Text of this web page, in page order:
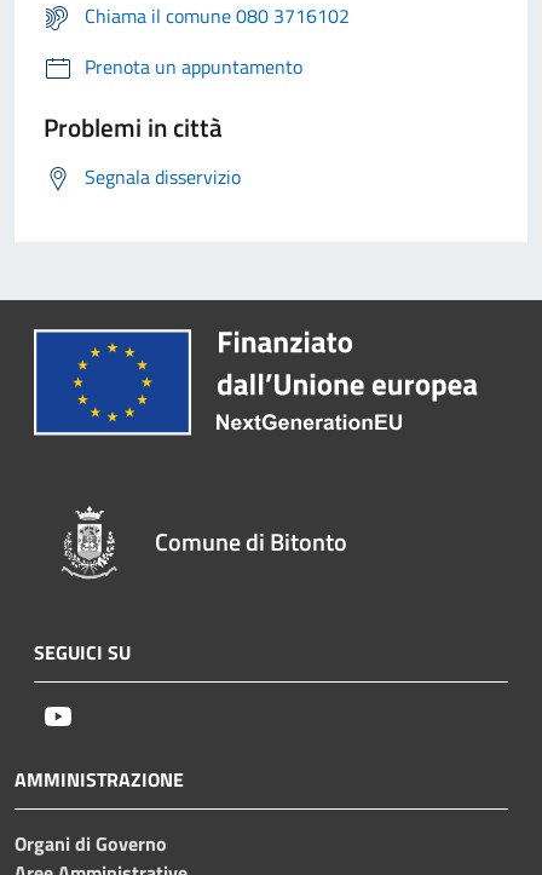
Chiama il comune 080 3716102
Prenota un appuntamento
Problemi in città
Segnala disservizio
Comune di Bitonto
SEGUICI SU
AMMINISTRAZIONE
Organi di Governo